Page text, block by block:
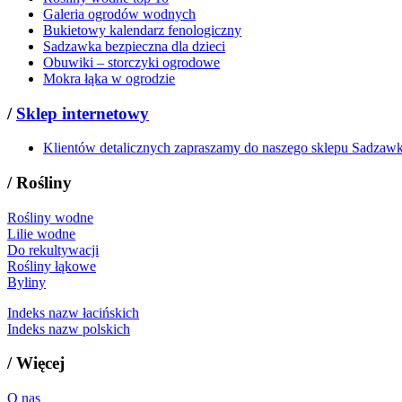
Galeria ogrodów wodnych
Bukietowy kalendarz fenologiczny
Sadzawka bezpieczna dla dzieci
Obuwiki – storczyki ogrodowe
Mokra łąka w ogrodzie
/ Sklep internetowy
Klientów detalicznych zapraszamy do naszego sklepu
/Rośliny
Rośliny wodne
Lilie wodne
Do rekultywacji
Rośliny łąkowe
Byliny
Indeks nazw łacińskich
Indeks nazw polskich
/Więcej
O nas